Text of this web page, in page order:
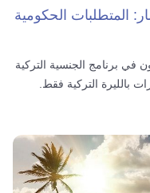
المتطلبات الحكومية
المشاركون في برنامج الجنسية التركية
بالليرة التركية فقط.